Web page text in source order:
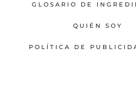
GLOSARIO DE
QUIÉN SOY
POLÍTICA DE